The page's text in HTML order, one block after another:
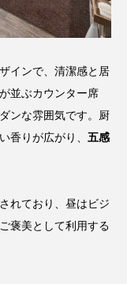
インで、清潔感と居
並ぶカウンター席
ンな雰囲気です。厨
香りが広がり、 五感
れており、昼はビジ
褒美として利用する